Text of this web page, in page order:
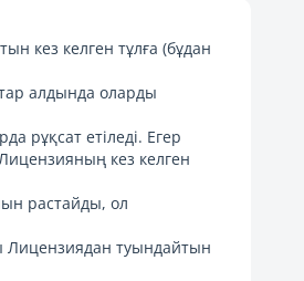
кез келген тұлға (бұдан
алдында оларды
рұқсат етіледі. Егер
кез келген
растайды, ол
Лицензиядан туындайтын